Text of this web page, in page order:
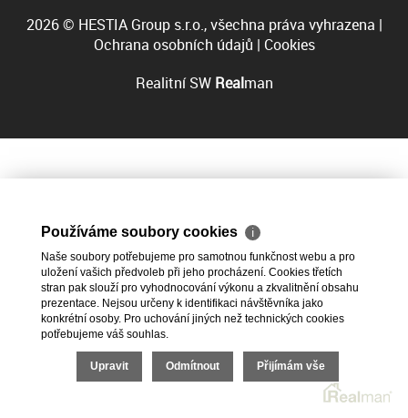
2026 © HESTIA Group s.r.o., všechna práva vyhrazena |
Ochrana osobních údajů | Cookies
Realitní SW Realman
Používáme soubory cookies ℹ
Naše soubory potřebujeme pro samotnou funkčnost webu a pro
uložení vašich předvoleb při jeho procházení. Cookies třetích
stran pak slouží pro vyhodnocování výkonu a zkvalitnění obsahu
prezentace. Nejsou určeny k identifikaci návštěvníka jako
konkrétní osoby. Pro uchování jiných než technických cookies
potřebujeme váš souhlas.
Upravit Odmítnout Přijímám vše